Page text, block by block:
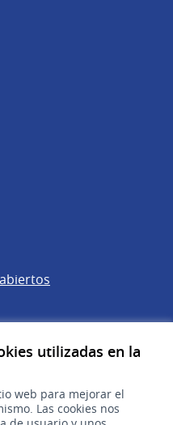
utilizadas en la
web para mejorar el
Las cookies nos